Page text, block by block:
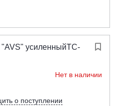

"AVS" усиленныйTC-
Нет в наличии
о поступлении